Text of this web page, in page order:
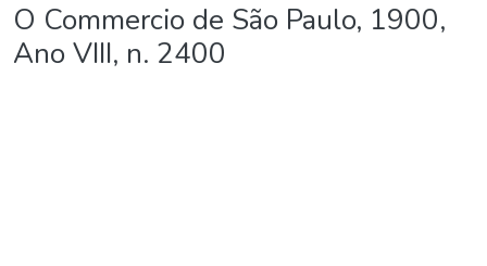
Estatísticas
O Commercio de São Paulo, 1900,
Ano VIII, n. 2400